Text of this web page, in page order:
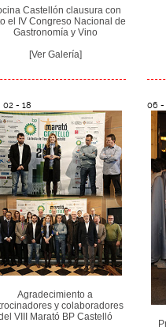
Castellón clausura con
el IV Congreso Nacional de
Gastronomía y Vino
[Ver Galería]
02 - 18
Agradecimiento a
y colaboradores
VIII Marató BP Castelló
06 -